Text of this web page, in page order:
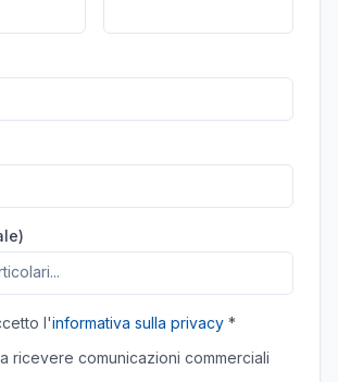
l'informativa sulla privacy *
ricevere comunicazioni commerciali